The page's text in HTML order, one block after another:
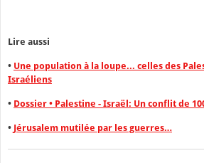
Lire aussi
• Une population à la loupe... celles des
Israéliens
• Dossier • Palestine - Israël: Un conflit de
• Jérusalem mutilée par les guerres…